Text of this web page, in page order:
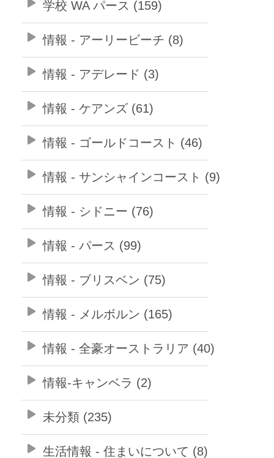
学校 WA パース (159)
情報 - アーリービーチ (8)
情報 - アデレード (3)
情報 - ケアンズ (61)
情報 - ゴールドコースト (46)
情報 - サンシャインコースト (9)
情報 - シドニー (76)
情報 - パース (99)
情報 - ブリスベン (75)
情報 - メルボルン (165)
情報 - 全豪オーストラリア (40)
情報-キャンベラ (2)
未分類 (235)
生活情報 - 住まいについて (8)